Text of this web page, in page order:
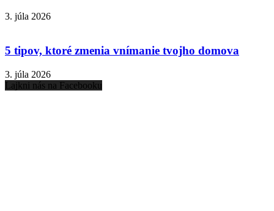
3. júla 2026
5 tipov, ktoré zmenia vnímanie tvojho domova
3. júla 2026
Lajkni nás na Facebooku